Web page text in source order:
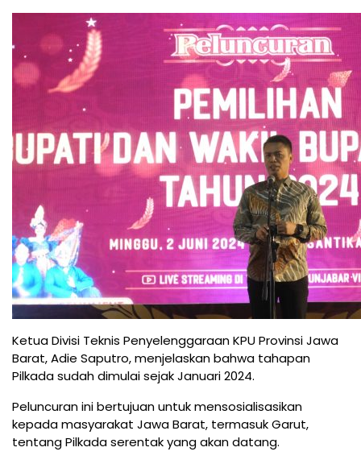
Ketua Divisi Teknis Penyelenggaraan KPU Provinsi Jawa
Barat, Adie Saputro, menjelaskan bahwa tahapan
Pilkada sudah dimulai sejak Januari 2024.
Peluncuran ini bertujuan untuk mensosialisasikan
kepada masyarakat Jawa Barat, termasuk Garut,
tentang Pilkada serentak yang akan datang.